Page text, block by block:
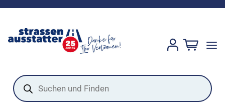
Products
search